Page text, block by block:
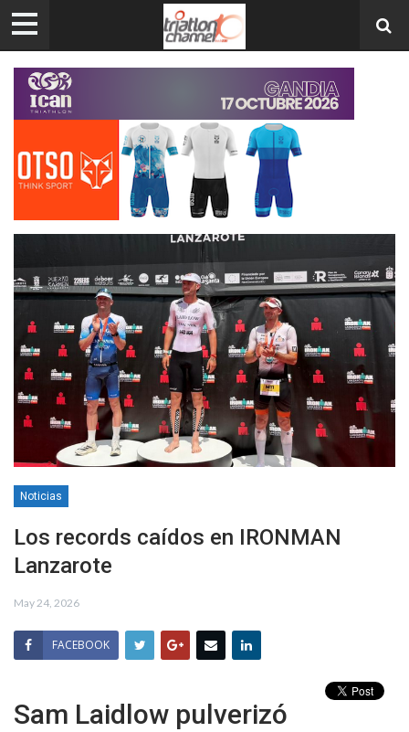
Noticias
Los records caídos en IRONMAN
Lanzarote
May 24, 2026
FACEBOOK
Sam Laidlow pulverizó